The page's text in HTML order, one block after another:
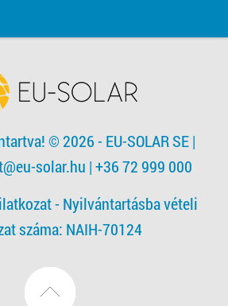
© 2026 - EU-SOLAR SE|
solar.hu | +36 72 999 000
- Nyilvántartásba vételi
száma: NAIH-70124